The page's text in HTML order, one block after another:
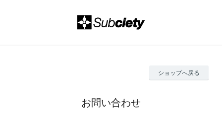
ショップへ戻る
お問い合わせ